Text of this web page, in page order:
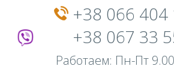
+38 066 404
+38 067 33
Работаем: Пн-Пт